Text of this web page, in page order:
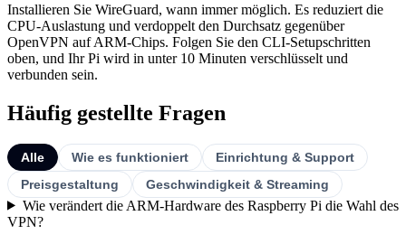
Installieren Sie WireGuard, wann immer möglich. Es reduziert die
CPU-Auslastung und verdoppelt den Durchsatz gegenüber
OpenVPN auf ARM-Chips. Folgen Sie den CLI-Setupschritten
oben, und Ihr Pi wird in unter 10 Minuten verschlüsselt und
verbunden sein.
Häufig gestellte Fragen
Alle Wie es funktioniert
Einrichtung & Support
Preisgestaltung
Geschwindigkeit & Streaming
Wie verändert die ARM-Hardware des Raspberry Pi die Wahl des
VPN?